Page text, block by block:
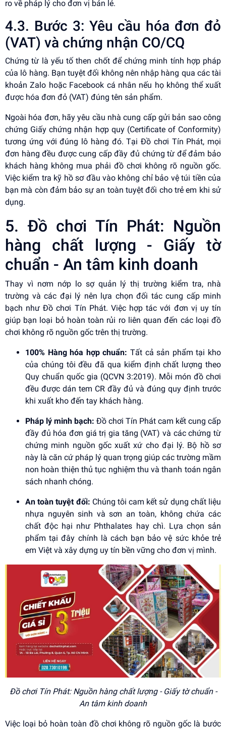
ro về pháp lý cho đơn vị bán lẻ.
4.3. Bước 3: Yêu cầu hóa đơn đỏ
(VAT) và chứng nhận CO/CQ
Chứng từ là yếu tố then chốt để chứng minh tính hợp pháp
của lô hàng. Bạn tuyệt đối không nên nhập hàng qua các tài
khoản Zalo hoặc Facebook cá nhân nếu họ không thể xuất
được hóa đơn đỏ (VAT) đúng tên sản phẩm.
Ngoài hóa đơn, hãy yêu cầu nhà cung cấp gửi bản sao công
chứng Giấy chứng nhận hợp quy (Certificate of Conformity)
tương ứng với đúng lô hàng đó. Tại Đồ chơi Tín Phát, mọi
đơn hàng đều được cung cấp đầy đủ chứng từ để đảm bảo
khách hàng không mua phải đồ chơi không rõ nguồn gốc.
Việc kiểm tra kỹ hồ sơ đầu vào không chỉ bảo vệ túi tiền của
bạn mà còn đảm bảo sự an toàn tuyệt đối cho trẻ em khi sử
dụng.
5. Đồ chơi Tín Phát: Nguồn
hàng chất lượng - Giấy tờ
chuẩn - An tâm kinh doanh
Thay vì nơm nớp lo sợ quản lý thị trường kiểm tra, nhà
trường và các đại lý nên lựa chọn đối tác cung cấp minh
bạch như Đồ chơi Tín Phát. Việc hợp tác với đơn vị uy tín
giúp bạn loại bỏ hoàn toàn rủi ro liên quan đến các loại đồ
chơi không rõ nguồn gốc trên thị trường.
100% Hàng hóa hợp chuẩn: Tất cả sản phẩm tại kho
của chúng tôi đều đã qua kiểm định chất lượng theo
Quy chuẩn quốc gia (QCVN 3:2019). Mỗi món đồ chơi
đều được dán tem CR đầy đủ và đúng quy định trước
khi xuất kho đến tay khách hàng.
Pháp lý minh bạch: Đồ chơi Tín Phát cam kết cung cấp
đầy đủ hóa đơn giá trị gia tăng (VAT) và các chứng từ
chứng minh nguồn gốc xuất xứ cho đại lý. Bộ hồ sơ
này là căn cứ pháp lý quan trọng giúp các trường mầm
non hoàn thiện thủ tục nghiệm thu và thanh toán ngân
sách nhanh chóng.
An toàn tuyệt đối: Chúng tôi cam kết sử dụng chất liệu
nhựa nguyên sinh và sơn an toàn, không chứa các
chất độc hại như Phthalates hay chì. Lựa chọn sản
phẩm tại đây chính là cách bạn bảo vệ sức khỏe trẻ
em Việt và xây dựng uy tín bền vững cho đơn vị mình.
Đồ chơi Tín Phát: Nguồn hàng chất lượng - Giấy tờ chuẩn -
An tâm kinh doanh
Việc loại bỏ hoàn toàn đồ chơi không rõ nguồn gốc là bước